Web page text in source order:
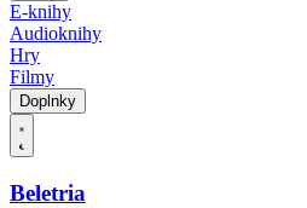
E-knihy
Audioknihy
Hry
Filmy
Doplnky
Beletria